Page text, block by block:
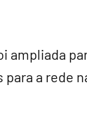
ampliada
a rede